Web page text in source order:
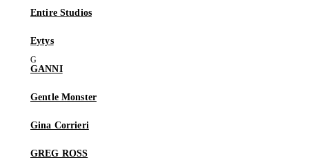
Entire Studios
Eytys
GANNI
Gentle Monster
Gina Corrieri
GREG ROSS